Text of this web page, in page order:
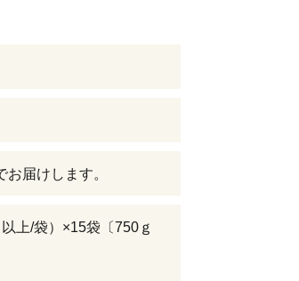
届けします。
上/袋）×15袋〔750ｇ